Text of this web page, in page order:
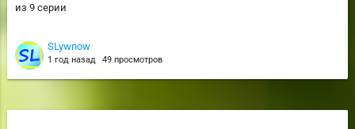
из 9 серии
SLywnow
1 год назад 49 просмотров